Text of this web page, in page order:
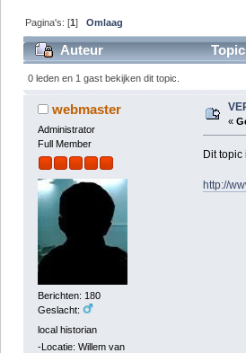
Pagina's: [1]Omlaag
Auteur
0 leden en 1 gast bekijken dit topic.
webmaster
Administrator
Full Member
Berichten: 180
Geslacht:
local historian
-Locatie: Willem van
«
Dit topic
http://